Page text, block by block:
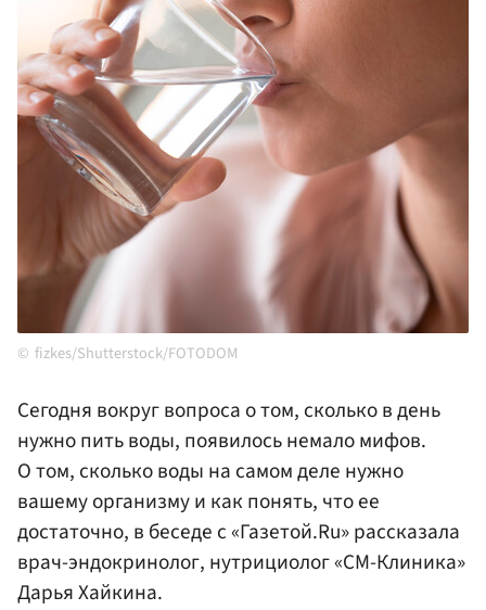
fizkes/Shutterstock/FOTODOM
Сегодня вокруг вопроса о том, сколько в день
нужно пить воды, появилось немало мифов.
О том, сколько воды на самом деле нужно
вашему организму и как понять, что ее
достаточно, в беседе с «Газетой.Ru» рассказала
врач-эндокринолог, нутрициолог «СМ-Клиника»
Дарья Хайкина.